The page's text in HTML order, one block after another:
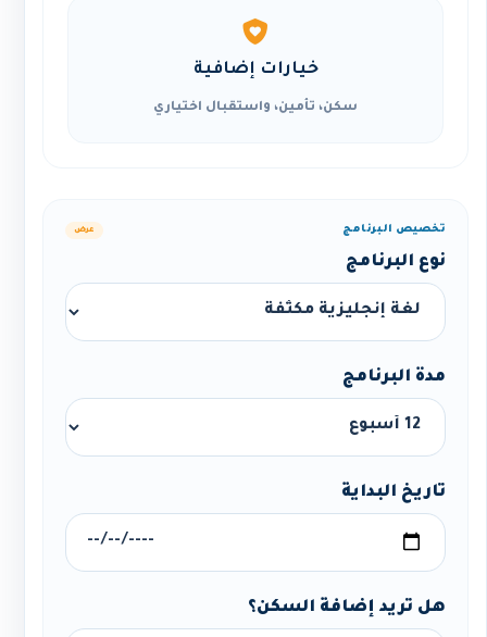
خيارات إضافية
سكن، تأمين، واستقبال اختياري
تخصيص البرنامج عرض
نوع البرنامج
مدة البرنامج
تاريخ البداية
هل تريد إضافة السكن؟